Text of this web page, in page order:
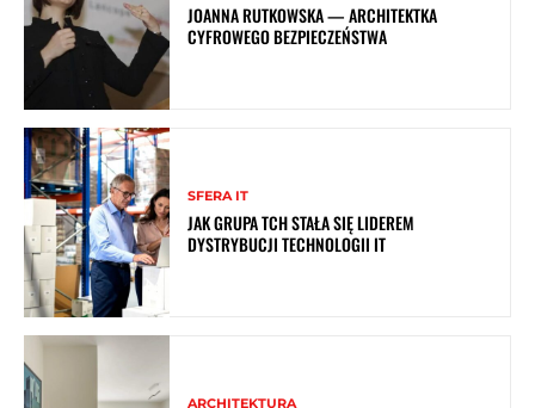
JOANNA RUTKOWSKA — ARCHITEKTKA
CYFROWEGO BEZPIECZEŃSTWA
SFERA IT
JAK GRUPA TCH STAŁA SIĘ LIDEREM
DYSTRYBUCJI TECHNOLOGII IT
ARCHITEKTURA